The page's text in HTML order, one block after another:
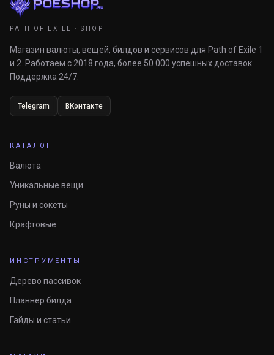
PATH OF EXILE · SHOP
Магазин валюты, вещей, билдов и сервисов для Path of Exile 1
и 2. Работаем с 2018 года, более 50 000 успешных доставок.
Поддержка 24/7.
Telegram ВКонтакте
КАТАЛОГ
Валюта
Уникальные вещи
Руны и сокеты
Крафтовые
ИНСТРУМЕНТЫ
Дерево пассивок
Планнер билда
Гайды и статьи